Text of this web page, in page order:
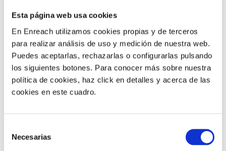
Esta página web usa cookies
En Enreach utilizamos cookies propias y de terceros
para realizar análisis de uso y medición de nuestra web.
Puedes aceptarlas, rechazarlas o configurarlas pulsando
los siguientes botones. Para conocer más sobre nuestra
política de cookies, haz click en detalles y acerca de las
cookies en este cuadro.
Necesarias
RECOMENDADO PARA
GRANDSTREAM GXP22XX
El siguiente ajuste amplia la frecuencia con la que
comprueba la conexión con
Grandstream: